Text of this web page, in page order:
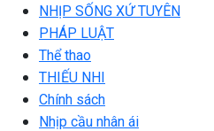
NHỊP SỐNG XỨ TUYÊN
PHÁP LUẬT
Thể thao
THIẾU NHI
Chính sách
Nhịp cầu nhân ái